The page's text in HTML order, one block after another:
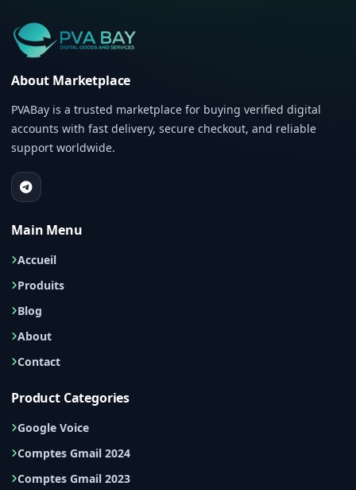
About Marketplace
PVABay is a trusted marketplace for buying verified digital
accounts with fast delivery, secure checkout, and reliable
support worldwide.
Main Menu
Accueil
Produits
Blog
About
Contact
Product Categories
Google Voice
Comptes Gmail 2024
Comptes Gmail 2023